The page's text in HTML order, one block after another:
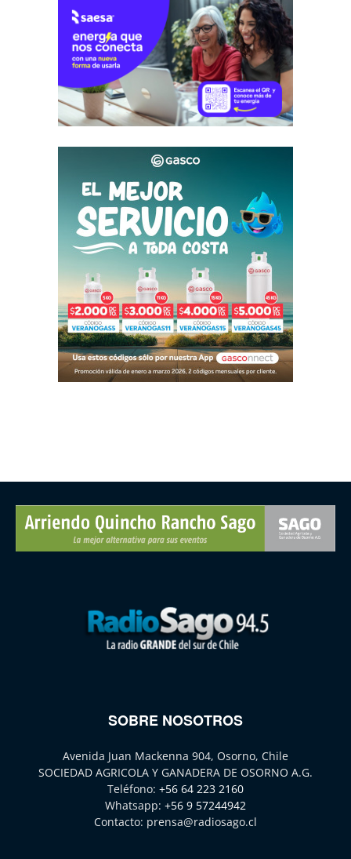
SOBRE NOSOTROS
Avenida Juan Mackenna 904, Osorno, Chile
SOCIEDAD AGRICOLA Y GANADERA DE OSORNO A.G.
Teléfono: +56 64 223 2160
Whatsapp: +56 9 57244942
Contacto: prensa@radiosago.cl